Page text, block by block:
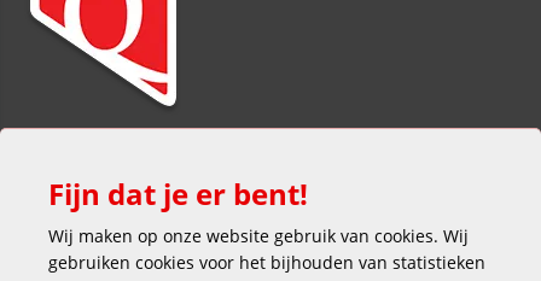
Fijn dat je er bent!
Wij maken op onze website gebruik van cookies. Wij
gebruiken cookies voor het bijhouden van statistieken